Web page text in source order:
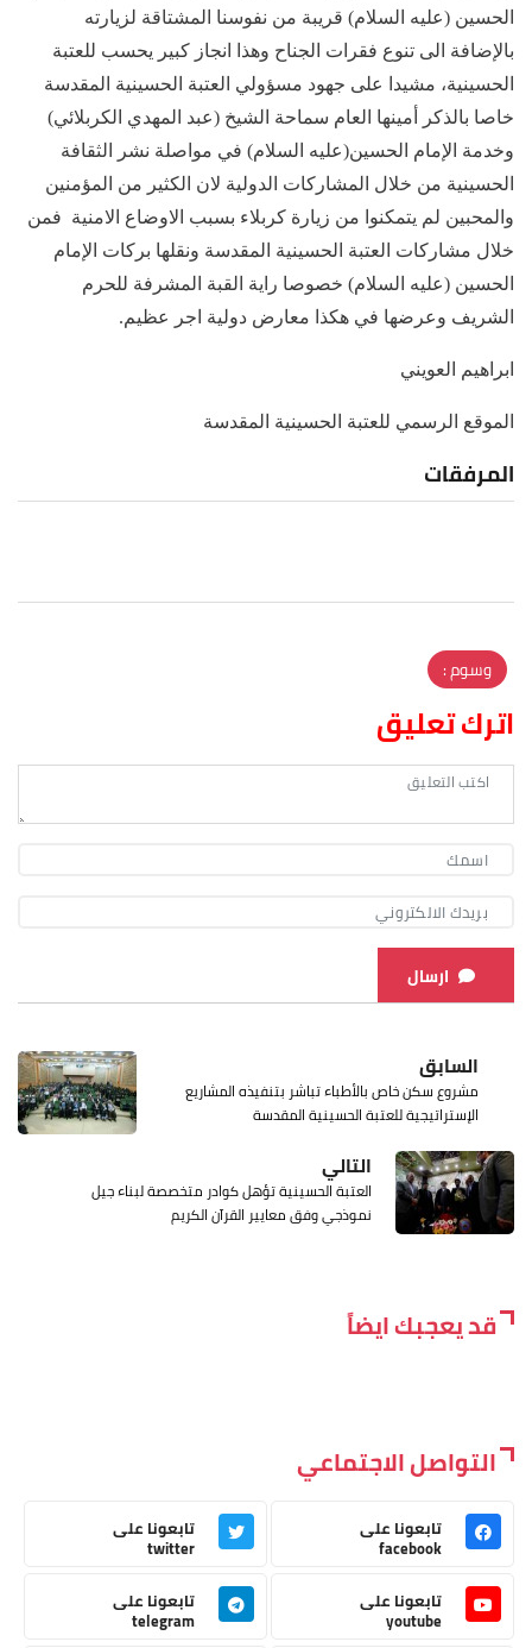
الحسين (عليه السلام) قريبة من نفوسنا المشتاقة لزيارته
بالإضافة الى تنوع فقرات الجناح وهذا انجاز كبير يحسب للعتبة
الحسينية، مشيدا على جهود مسؤولي العتبة الحسينية المقدسة
خاصا بالذكر أمينها العام سماحة الشيخ (عبد المهدي الكربلائي)
وخدمة الإمام الحسين(عليه السلام) في مواصلة نشر الثقافة
الحسينية من خلال المشاركات الدولية لان الكثير من المؤمنين
والمحبين لم يتمكنوا من زيارة كربلاء بسبب الاوضاع الامنية فمن
خلال مشاركات العتبة الحسينية المقدسة ونقلها بركات الإمام
الحسين (عليه السلام) خصوصا راية القبة المشرفة للحرم
الشريف وعرضها في هكذا معارض دولية اجر عظيم.
ابراهيم العويني
الموقع الرسمي للعتبة الحسينية المقدسة
المرفقات
وسوم :
اترك تعليق
ارسال
السابق
مشروع سكن خاص بالأطباء تباشر بتنفيذه المشاريع
الإستراتيجية للعتبة الحسينية المقدسة
التالي
العتبة الحسينية تؤهل كوادر متخصصة لبناء جيل
نموذجي وفق معايير القرآن الكريم
قد يعجبك ايضاً
التواصل الاجتماعي
تابعونا على
facebook
تابعونا على
twitter
تابعونا على
youtube
تابعونا على
telegram